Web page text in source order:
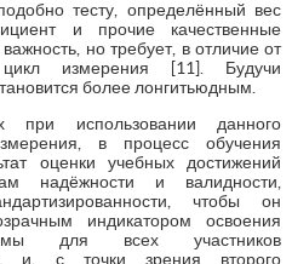
тесту, определённый вес
и прочие качественные
но требует, в отличие от
измерения [11]. Будучи
более лонгитьюдным.
при использовании данного
в процесс обучения
оценки учебных достижений
надёжности и валидности,
чтобы он
индикатором освоения
для всех участников
и, с точки зрения второго